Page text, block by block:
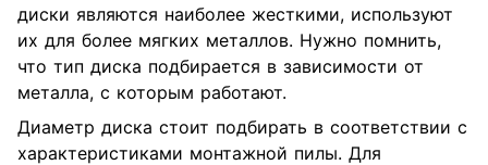
диски являются наиболее жесткими, используют
их для более мягких металлов. Нужно помнить,
что тип диска подбирается в зависимости от
металла, с которым работают.
Диаметр диска стоит подбирать в соответствии с
характеристиками монтажной пилы. Для